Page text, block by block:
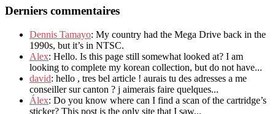
Derniers commentaires
Dennis Tamayo: My country had the Mega Drive back in the
1990s, but it’s in NTSC.
Alex: Hello. Is this page still somewhat looked at? I am
looking to complete my korean collection, but do not have...
david: hello , tres bel article ! aurais tu des adresses a me
conseiller sur canton ? j aimerais faire quelques...
Álex: Do you know where can I find a scan of the cartridge’s
sticker? This post is the only site that I saw...